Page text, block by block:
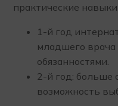
практические навыки.
1-й год
младшего
обязанностями.
2-й год: больше
возможность